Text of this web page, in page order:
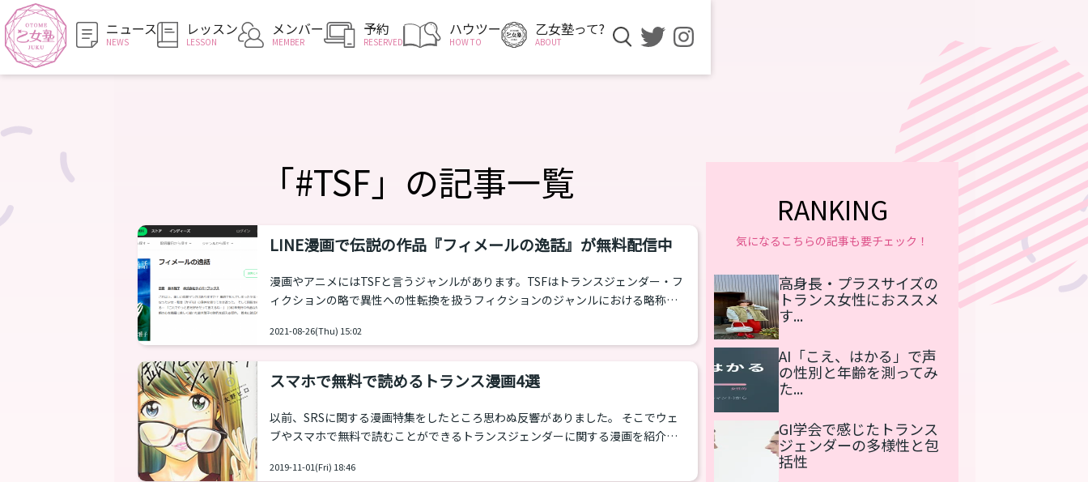
ニュース
NEWS
レッスン
LESSON
メンバー
MEMBER
予約
RESERVED
ハウツー
HOW TO
乙女塾って?
ABOUT
「#TSF」の記事一覧
LINE漫画で伝説の作品『フィメールの逸話』が無料配信中
漫画やアニメにはTSFと言うジャンルがあります。TSFはトランスジェンダー・フ
ィクションの略で異性への性転換を扱うフィクションのジャンルにおける略称で
イトがありました。当時は「該当作」が少なく、マニアは寄り集まって情報を整
「入れ替わり」と言ったフィクションならではのものが人気でした。手術や魔法
で本人が女性になるもや「ぼくらのへんたい」「放浪息...
2021-08-26(Thu) 15:02
スマホで無料で読めるトランス漫画4選
以前、SRSに関する漫画特集をしたところ思わぬ反響がありました。 そこでウェ
ブやスマホで無料で読むことができるトランスジェンダーに関する漫画を紹介し
れます。現在は、コミックスは『コミックシーモア』などで有料で配信されてい
2019-11-01(Fri) 18:46
RANKING
気になるこちらの記事も要チェック！
高身長・プラスサイズの
トランス女性におススメ
す...
AI「こえ、はかる」で声
の性別と年齢を測ってみ
た...
GI学会で感じたトランス
ジェンダーの多様性と包
括性